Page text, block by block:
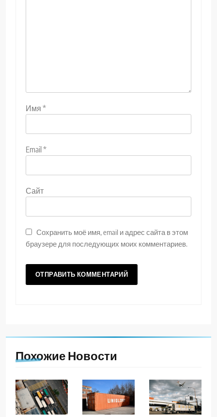
Имя *
Email *
Сайт
Сохранить моё имя, email и адрес сайта в этом
браузере для последующих моих комментариев.
Похожие Новости